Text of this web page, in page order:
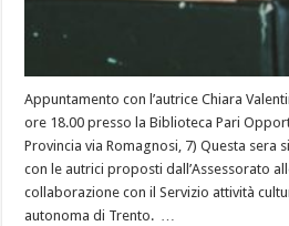
Appuntamento con l’autrice Chiara
ore 18.00 presso la Biblioteca Pari
Provincia via Romagnosi, 7) Questa sera
con le autrici proposti dall’Assessorato
collaborazione con il Servizio attività
autonoma di Trento. …